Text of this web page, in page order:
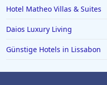
Hotel Matheo Villas & Suites
Daios Luxury Living
Günstige Hotels in Lissabon